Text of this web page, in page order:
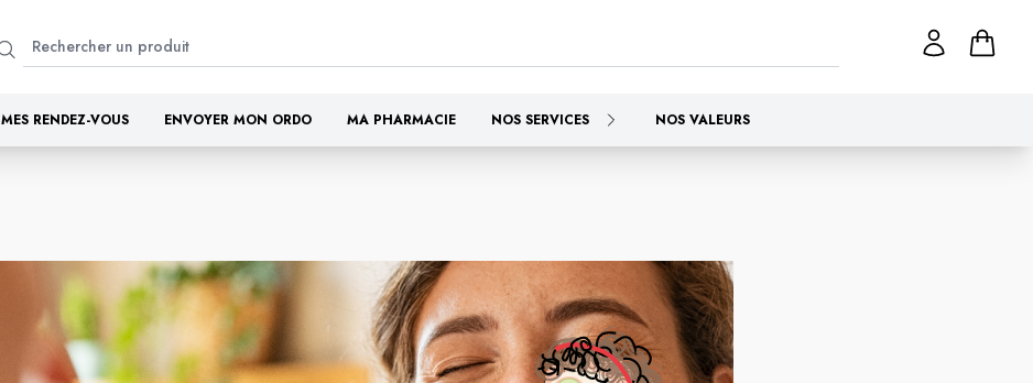
MES RENDEZ-VOUS ENVOYER MON ORDO MA PHARMACIE NOS SERVICES NOS VALEURS